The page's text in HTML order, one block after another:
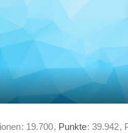
19.700 Punkte 39.942